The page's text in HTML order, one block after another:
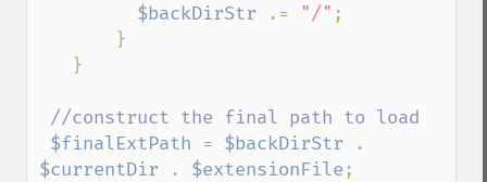
$backDirStr
.= "/" ;
//construct the final path to load
$finalExtPath = $backDirStr
$currentDir
. $extensionFile;